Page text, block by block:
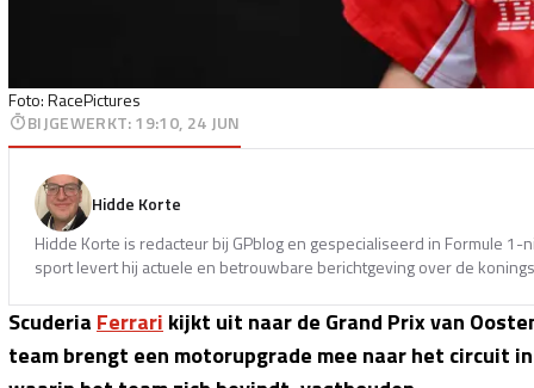
Foto: RacePictures
BIJGEWERKT:19:10, 24 JUN
Hidde Korte
Hidde Korte is redacteur bij GPblog en gespecialiseerd in Formule
sport levert hij actuele en betrouwbare berichtgeving over de
Scuderia Ferrari kijkt uit naar de Grand Prix van
team brengt een motorupgrade mee naar het circuit